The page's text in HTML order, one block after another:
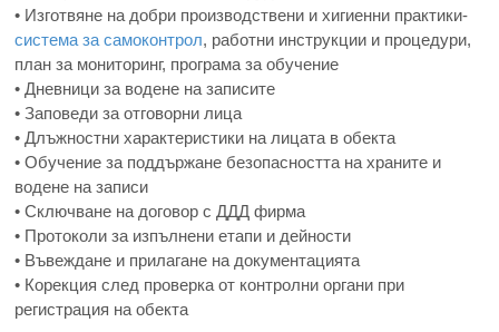
• Изготвяне на добри производствени и хигиенни практики-
система за самоконтрол, работни инструкции и процедури,
план за мониторинг, програма за обучение
• Дневници за водене на записите
• Заповеди за отговорни лица
• Длъжностни характеристики на лицата в обекта
• Обучение за поддържане безопасността на храните и
водене на записи
• Сключване на договор с ДДД фирма
• Протоколи за изпълнени етапи и дейности
• Въвеждане и прилагане на документацията
• Корекция след проверка от контролни органи при
регистрация на обекта